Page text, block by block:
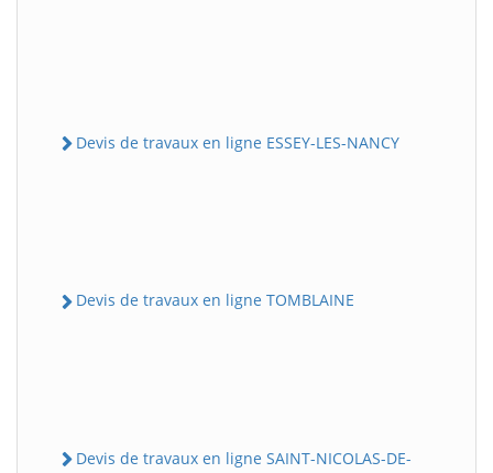
Devis de travaux en ligne ESSEY-LES-NANCY
Devis de travaux en ligne TOMBLAINE
Devis de travaux en ligne SAINT-NICOLAS-DE-